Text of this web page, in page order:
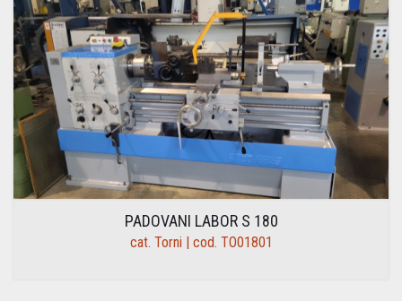
PADOVANI LABOR S 180
cat. Torni | cod. TO01801